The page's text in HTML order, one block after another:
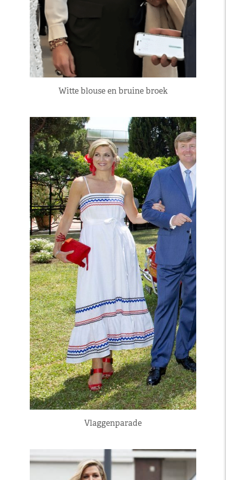
Witte blouse en bruine broek
Vlaggenparade